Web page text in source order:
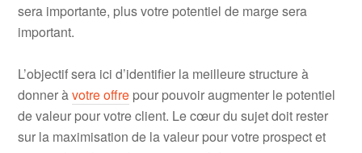
sera importante, plus votre potentiel de marge sera
important.
L’objectif sera ici d’identifier la meilleure structure à
donner àvotre offre pour pouvoir augmenter le potentiel
de valeur pour votre client. Le cœur du sujet doit rester
sur la maximisation de la valeur pour votre prospect et